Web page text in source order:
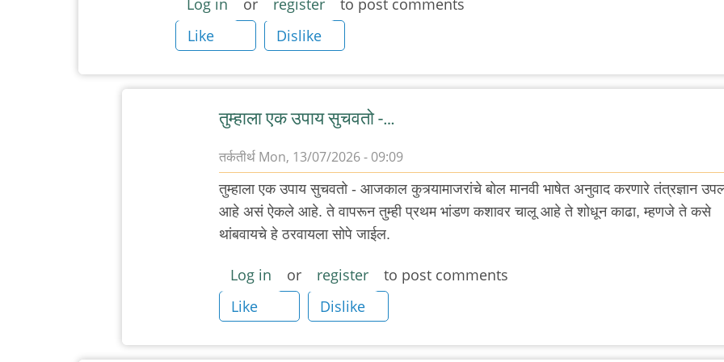
Like
Dislike
तुम्हाला एक उपाय सुचवतो -…
तर्कतीर्थ Mon, 13/07/2026 - 09:09
reply
to
भांडणं
by
३_१४
तुम्हाला एक उपाय सुचवतो - आजकाल कुत्र्यामाजरांचे बोल मानवी भाषेत अनुवाद करणारे तंत्रज्ञान
आहे असं ऐकले आहे. ते वापरून तुम्ही प्रथम भांडण कशावर चालू आहे ते शोधून काढा, म्हणजे ते कसे
थांबवायचे हे ठरवायला सोपे जाईल.
Log in or register
to post comments
Like
Dislike